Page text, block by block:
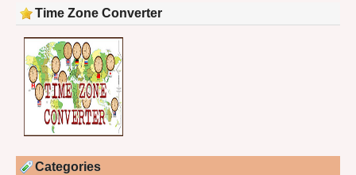
Time Zone Converter
Categories